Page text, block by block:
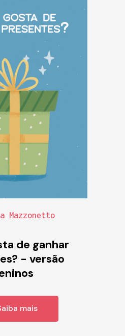
Mazzonetto
de ganhar
- versão
mais